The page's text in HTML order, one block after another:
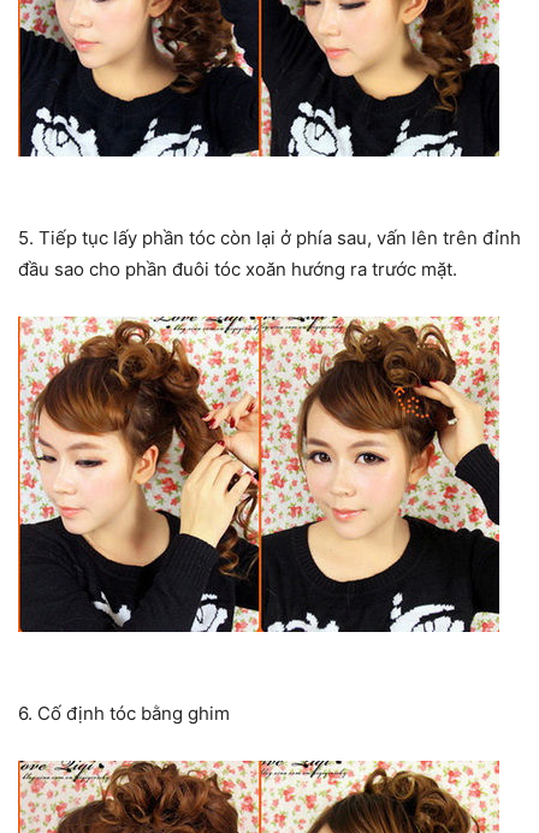
5. Tiếp tục lấy phần tóc còn lại ở phía sau, vấn lên trên đỉnh
đầu sao cho phần đuôi tóc xoăn hướng ra trước mặt.
6. Cố định tóc bằng ghim